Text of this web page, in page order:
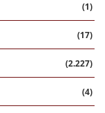
(1)
(17)
(2.227)
(4)